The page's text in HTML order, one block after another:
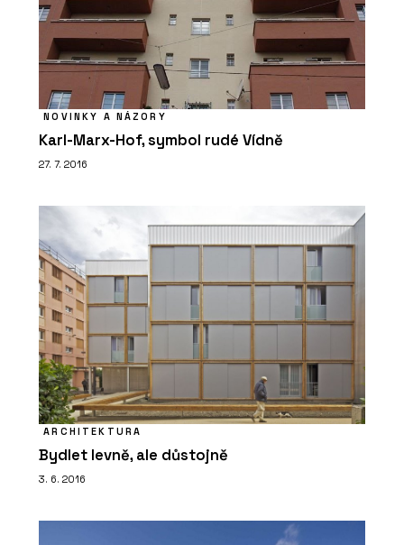
NOVINKY A NÁZORY
Karl-Marx-Hof, symbol rudé Vídně
27. 7. 2016
ARCHITEKTURA
Bydlet levně, ale důstojně
3. 6. 2016